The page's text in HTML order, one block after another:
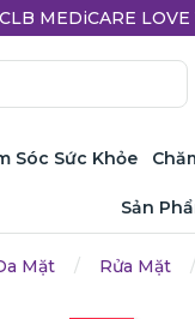
MEDiCARE LOVE
Sóc Sức Khỏe
Sản
Mặt Rửa Mặt